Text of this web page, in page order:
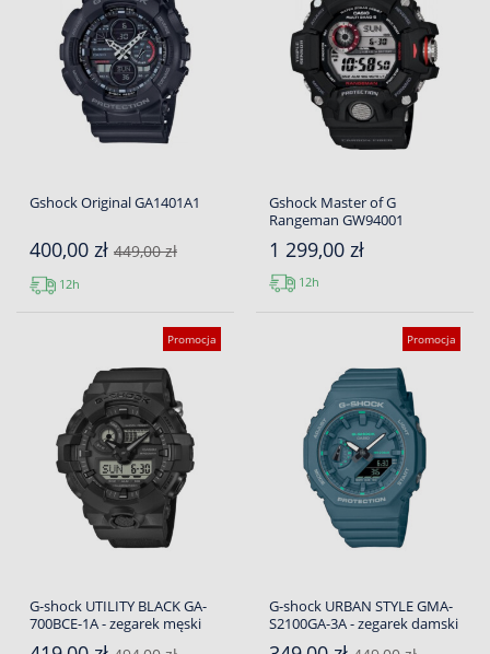
Gshock Original GA1401A1
400,00 zł 449,00 zł
12h
Gshock Master of G
Rangeman GW94001
1 299,00 zł
12h
Promocja
G-shock UTILITY BLACK GA-
700BCE-1A - zegarek męski
Promocja
G-shock URBAN STYLE GMA-
S2100GA-3A - zegarek damski